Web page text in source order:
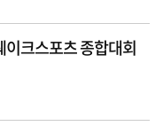
크스포츠 종합대회